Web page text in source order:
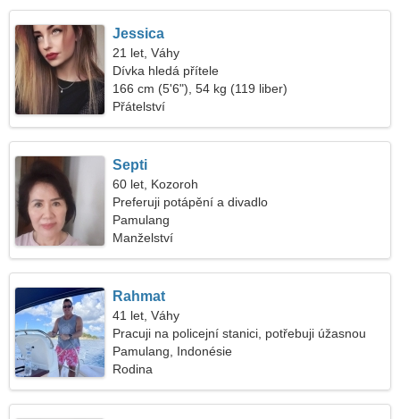
Jessica
21 let, Váhy
Dívka hledá přítele
166 cm (5'6"), 54 kg (119 liber)
Přátelství
Septi
60 let, Kozoroh
Preferuji potápění a divadlo
Pamulang
Manželství
Rahmat
41 let, Váhy
Pracuji na policejní stanici, potřebuji úžasnou
ženu
Pamulang, Indonésie
Rodina